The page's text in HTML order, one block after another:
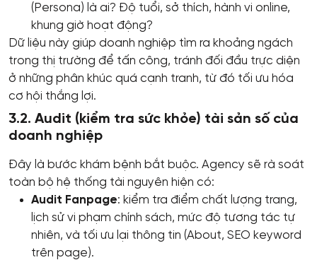
(Persona) là ai? Độ tuổi, sở thích, hành vi online,
khung giờ hoạt động?
Dữ liệu này giúp doanh nghiệp tìm ra khoảng ngách
trong thị trường để tấn công, tránh đối đầu trực diện
ở những phân khúc quá cạnh tranh, từ đó tối ưu hóa
cơ hội thắng lợi.
3.2. Audit (kiểm tra sức khỏe) tài sản số của
doanh nghiệp
Đây là bước khám bệnh bắt buộc. Agency sẽ rà soát
toàn bộ hệ thống tài nguyên hiện có:
Audit Fanpage: kiểm tra điểm chất lượng trang,
lịch sử vi phạm chính sách, mức độ tương tác tự
nhiên, và tối ưu lại thông tin (About, SEO keyword
trên page).